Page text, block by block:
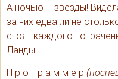
А ночью – звезды!
за них едва ли не
стоят каждого
Ландыш!
П р о г р а м м е р